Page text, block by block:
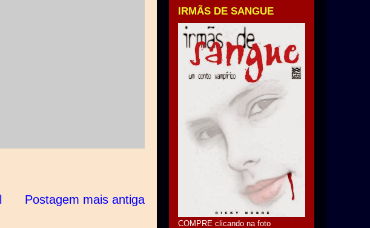
Postagem mais antiga
IRMÃS DE SANGUE
COMPRE clicando na foto